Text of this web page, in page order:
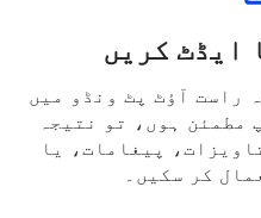
ایڈٹ کریں
راست آؤٹ پٹ ونڈو میں
مطمئن ہوں، تو نتیجہ